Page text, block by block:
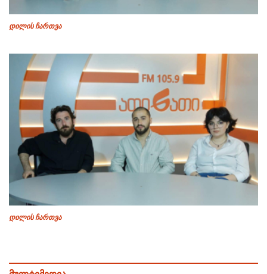
დილის ჩართვა
დილის ჩართვა